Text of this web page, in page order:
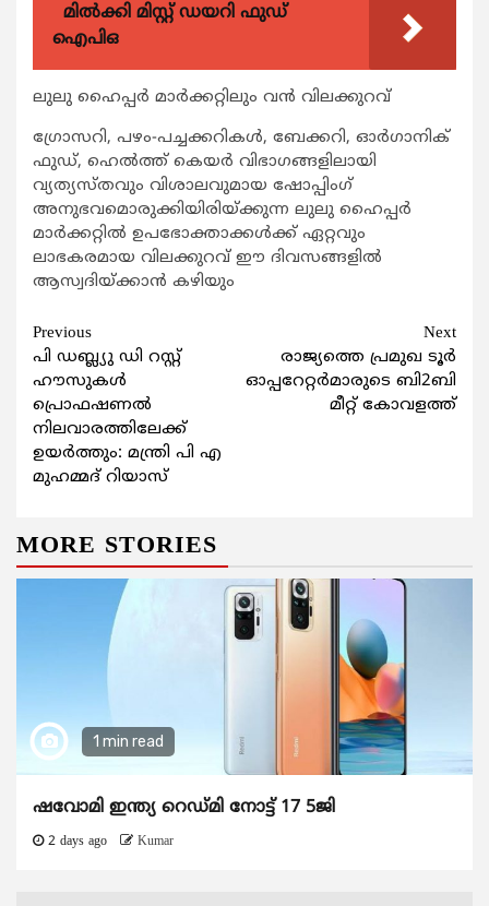
മിൽക്കി മിസ്റ്റ് ഡയറി ഫുഡ്
ഐപിഒ
ലുലു ഹൈപ്പര്‍ മാര്‍ക്കറ്റിലും വന്‍ വിലക്കുറവ്
ഗ്രോസറി, പഴം-പച്ചക്കറികള്‍, ബേക്കറി, ഓര്‍ഗാനിക്
ഫുഡ്, ഹെല്‍ത്ത് കെയര്‍ വിഭാഗങ്ങളിലായി
വ്യത്യസ്തവും വിശാലവുമായ ഷോപ്പിംഗ്
അനുഭവമൊരുക്കിയിരിയ്ക്കുന്ന ലുലു ഹൈപ്പര്‍
മാര്‍ക്കറ്റില്‍ ഉപഭോക്താക്കള്‍ക്ക് ഏറ്റവും
ലാഭകരമായ വിലക്കുറവ് ഈ ദിവസങ്ങളില്‍
ആസ്വദിയ്ക്കാന്‍ കഴിയും
Continue
Reading
Previous
പി ഡബ്ല്യു ഡി റസ്റ്റ്
ഹൗസുകൾ
പ്രൊഫഷണൽ
നിലവാരത്തിലേക്ക്
ഉയർത്തും: മന്ത്രി പി എ
മുഹമ്മദ് റിയാസ്
Next
രാജ്യത്തെ പ്രമുഖ ടൂര്‍
ഓപ്പറേറ്റര്‍മാരുടെ ബി2ബി
മീറ്റ് കോവളത്ത്
MORE STORIES
1 min read
ഷവോമി ഇന്ത്യ റെഡ്മി നോട്ട് 17 5ജി
2 days ago Kumar